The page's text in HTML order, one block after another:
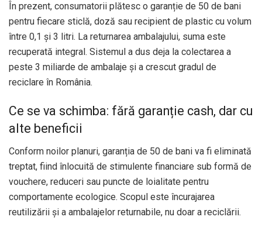
În prezent, consumatorii plătesc o garanție de 50 de bani
pentru fiecare sticlă, doză sau recipient de plastic cu volum
între 0,1 și 3 litri. La returnarea ambalajului, suma este
recuperată integral. Sistemul a dus deja la colectarea a
peste 3 miliarde de ambalaje și a crescut gradul de
reciclare în România.
Ce se va schimba: fără garanție cash, dar cu
alte beneficii
Conform noilor planuri, garanția de 50 de bani va fi eliminată
treptat, fiind înlocuită de stimulente financiare sub formă de
vouchere, reduceri sau puncte de loialitate pentru
comportamente ecologice. Scopul este încurajarea
reutilizării și a ambalajelor returnabile, nu doar a reciclării.